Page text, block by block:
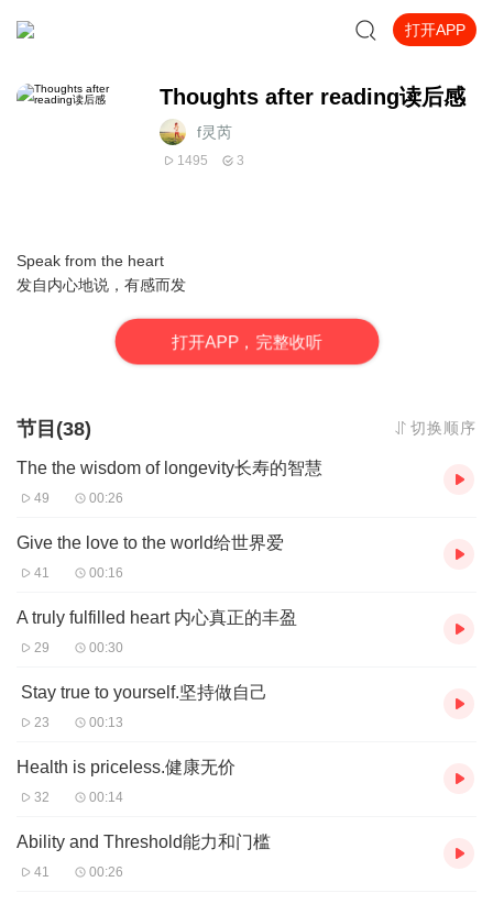
打开APP
Thoughts after reading读后感
f灵芮
1495 3
Speak from the heart
发自内心地说，有感而发
打开APP，完整收听
节目(38) 切换顺序
The the wisdom of longevity长寿的智慧
49 00:26
Give the love to the world给世界爱
41 00:16
A truly fulfilled heart 内心真正的丰盈
29 00:30
Stay true to yourself.坚持做自己
23 00:13
Health is priceless.健康无价
32 00:14
Ability and Threshold能力和门槛
41 00:26